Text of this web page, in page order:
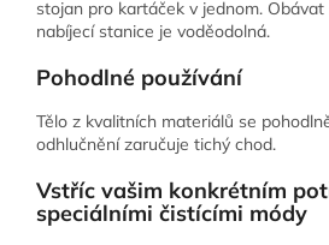
stojan pro kartáček v jednom.
nabíjecí stanice je voděodolná.
Pohodlné používání
Tělo z kvalitních materiálů se
odhlučnění zaručuje tichý chod.
Vstříc vašim konkrétním
speciálními čistícími módy